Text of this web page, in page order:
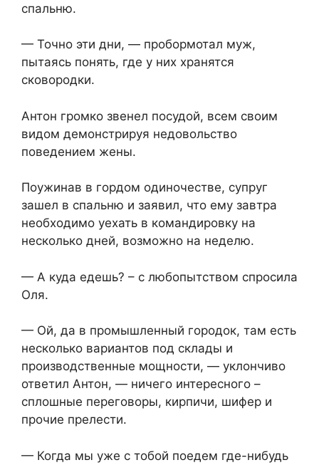
спальню.
— Точно эти дни, — пробормотал муж,
пытаясь понять, где у них хранятся
сковородки.
Антон громко звенел посудой, всем своим
видом демонстрируя недовольство
поведением жены.
Поужинав в гордом одиночестве, супруг
зашел в спальню и заявил, что ему завтра
необходимо уехать в командировку на
несколько дней, возможно на неделю.
— А куда едешь? – с любопытством спросила
Оля.
— Ой, да в промышленный городок, там есть
несколько вариантов под склады и
производственные мощности, — уклончиво
ответил Антон, — ничего интересного –
сплошные переговоры, кирпичи, шифер и
прочие прелести.
— Когда мы уже с тобой поедем где-нибудь